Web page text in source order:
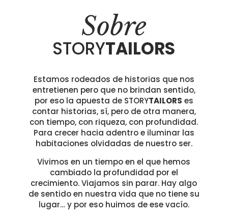
Sobre
STORYTAILORS
Estamos rodeados de historias que nos
entretienen pero que no brindan sentido,
por eso la apuesta de STORYTAILORS es
contar historias, sí, pero de otra manera,
con tiempo, con riqueza, con profundidad.
Para crecer hacia adentro e iluminar las
habitaciones olvidadas de nuestro ser.
Vivimos en un tiempo en el que hemos
cambiado la profundidad por el
crecimiento. Viajamos sin parar. Hay algo
de sentido en nuestra vida que no tiene su
lugar… y por eso huimos de ese vacío.